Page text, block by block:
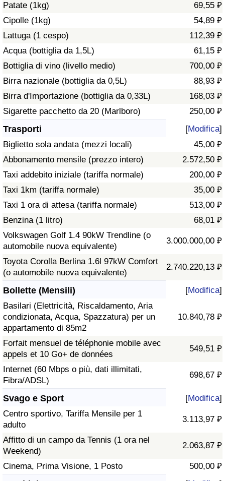
Patate (1kg)
69,55 ₽
Cipolle (1kg)
54,89 ₽
Lattuga (1 cespo)
112,39 ₽
Acqua (bottiglia da 1,5L)
61,15 ₽
Bottiglia di vino (livello medio)
700,00 ₽
Birra nazionale (bottiglia da 0,5L)
88,93 ₽
Birra d'Importazione (bottiglia da 0,33L)
168,03 ₽
Sigarette pacchetto da 20 (Marlboro)
250,00 ₽
Trasporti [Modifica]
Biglietto sola andata (mezzi locali)
45,00 ₽
Abbonamento mensile (prezzo intero)
2.572,50 ₽
Taxi addebito iniziale (tariffa normale)
200,00 ₽
Taxi 1km (tariffa normale)
35,00 ₽
Taxi 1 ora di attesa (tariffa normale)
513,00 ₽
Benzina (1 litro)
68,01 ₽
Volkswagen Golf 1.4 90kW Trendline (o
automobile nuova equivalente)
3.000.000,00 ₽
Toyota Corolla Berlina 1.6l 97kW Comfort
(o automobile nuova equivalente)
2.740.220,13 ₽
Bollette (Mensili) [Modifica]
Basilari (Elettricità, Riscaldamento, Aria
condizionata, Acqua, Spazzatura) per un
appartamento di 85m2
10.840,78 ₽
Forfait mensuel de téléphonie mobile avec
appels et 10 Go+ de données
549,51 ₽
Internet (60 Mbps o più, dati illimitati,
Fibra/ADSL)
698,67 ₽
Svago e Sport [Modifica]
Centro sportivo, Tariffa Mensile per 1
adulto
3.113,97 ₽
Affitto di un campo da Tennis (1 ora nel
Weekend)
2.063,87 ₽
Cinema, Prima Visione, 1 Posto 500,00 ₽
Indice dell’Inquinamento per Nazione
Traffico
Indice del Traffico
Indice del traffico (Corrente)
Indice del traffico per Nazione